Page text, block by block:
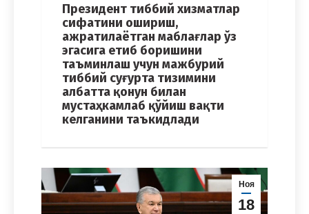
Президент тиббий хизматлар
сифатини ошириш,
ажратилаётган маблағлар ўз
эгасига етиб боришини
таъминлаш учун мажбурий
тиббий суғурта тизимини
албатта қонун билан
мустаҳкамлаб қўйиш вақти
келганини таъкидлади
Ноя
18